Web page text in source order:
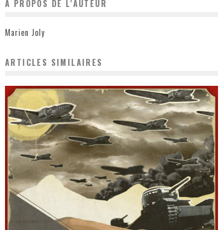
A PROPOS DE L'AUTEUR
Marien Joly
ARTICLES SIMILAIRES